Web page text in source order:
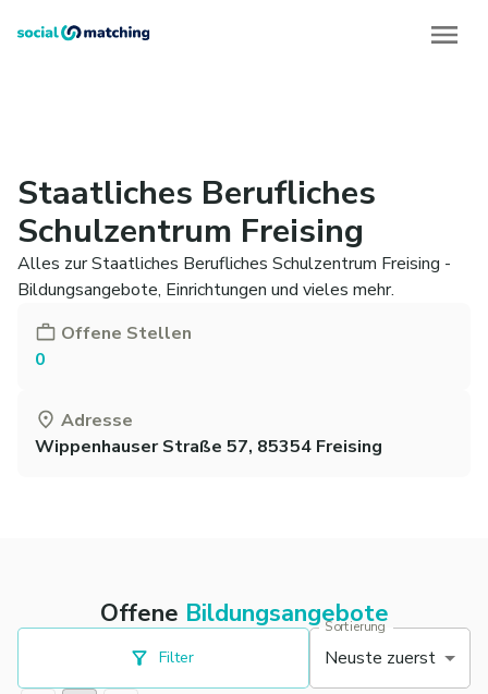
Staatliches Berufliches
Schulzentrum Freising
Alles zur Staatliches Berufliches Schulzentrum Freising -
Bildungsangebote, Einrichtungen und vieles mehr.
Offene Stellen
0
Adresse
Wippenhauser Straße 57, 85354 Freising
Offene Bildungsangebote
Filter
Sortierung
Neuste zuerst